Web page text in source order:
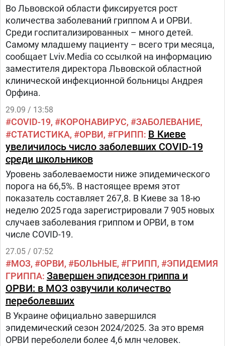
Во Львовской области фиксируется рост
количества заболеваний гриппом А и ОРВИ.
Среди госпитализированных – много детей.
Самому младшему пациенту – всего три месяца,
сообщает Lviv.Media со ссылкой на информацию
заместителя директора Львовской областной
клинической инфекционной больницы Андрея
Орфина.
29.09 / 13:58
COVID-19 КОРОНАВИРУС
ЗАБОЛЕВАНИЕ
СТАТИСТИКА
ОРВИ ГРИПП В Киеве
увеличилось число заболевших COVID-19
среди школьников
Уровень заболеваемости ниже эпидемического
порога на 66,5%. В настоящее время этот
показатель составляет 267,8. В Киеве за 18-ю
неделю 2025 года зарегистрировали 7 905 новых
случаев заболевания гриппом и ОРВИ, в том
числе COVID-19.
27.05 / 07:52
МОЗ ОРВИ БОЛЬНЫЕ ГРИПП
ЭПИДЕМИЯ
ГРИППА Завершен эпидсезон гриппа и
ОРВИ: в МОЗ озвучили количество
переболевших
В Украине официально завершился
эпидемический сезон 2024/2025. За это время
ОРВИ переболели более 4,6 млн человек.